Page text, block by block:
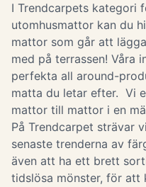
I Trendcarpets kategori
utomhusmattor kan du
mattor som går att
med på terrassen! Våra
perfekta all around-
matta du letar efter. Vi
mattor till mattor i en
På Trendcarpet strävar
senaste trenderna av
även att ha ett brett
tidslösa mönster, för att